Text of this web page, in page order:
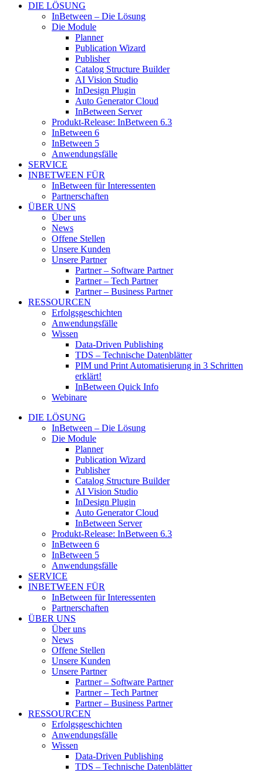
DIE LÖSUNG
InBetween – Die Lösung
Die Module
Planner
Publication Wizard
Publisher
Catalog Structure Builder
AI Vision Studio
InDesign Plugin
Auto Generator Cloud
InBetween Server
Produkt-Release: InBetween 6.3
InBetween 6
InBetween 5
Anwendungsfälle
SERVICE
INBETWEEN FÜR
InBetween für Interessenten
Partnerschaften
ÜBER UNS
Über uns
News
Offene Stellen
Unsere Kunden
Unsere Partner
Partner – Software Partner
Partner – Tech Partner
Partner – Business Partner
RESSOURCEN
Erfolgsgeschichten
Anwendungsfälle
Wissen
Data-Driven Publishing
TDS – Technische Datenblätter
PIM und Print Automatisierung in 3 Schritten
erklärt!
InBetween Quick Info
Webinare
DIE LÖSUNG
InBetween – Die Lösung
Die Module
Planner
Publication Wizard
Publisher
Catalog Structure Builder
AI Vision Studio
InDesign Plugin
Auto Generator Cloud
InBetween Server
Produkt-Release: InBetween 6.3
InBetween 6
InBetween 5
Anwendungsfälle
SERVICE
INBETWEEN FÜR
InBetween für Interessenten
Partnerschaften
ÜBER UNS
Über uns
News
Offene Stellen
Unsere Kunden
Unsere Partner
Partner – Software Partner
Partner – Tech Partner
Partner – Business Partner
RESSOURCEN
Erfolgsgeschichten
Anwendungsfälle
Wissen
Data-Driven Publishing
TDS – Technische Datenblätter